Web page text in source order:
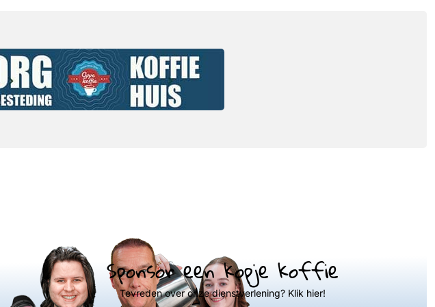
Sponsor een kopje koffie
Tevreden over onze dienstverlening? Klik hier!